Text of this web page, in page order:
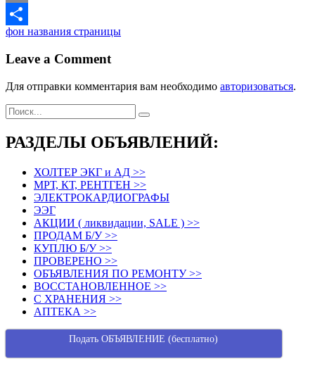
Copy
Link
Отправить
Навигация
по
фон названия страницы
Leave a Comment
Для отправки комментария вам необходимо авторизоваться.
РАЗДЕЛЫ ОБЪЯВЛЕНИЙ:
ХОЛТЕР ЭКГ и АД >>
МРТ, КТ, РЕНТГЕН >>
ЭЛЕКТРОКАРДИОГРАФЫ
ЭЭГ
АКЦИИ ( ликвидации, SALE ) >>
ПРОДАМ Б/У >>
КУПЛЮ Б/У >>
ПРОВЕРЕНО >>
ОБЪЯВЛЕНИЯ ПО РЕМОНТУ >>
ВОССТАНОВЛЕННОЕ >>
С ХРАНЕНИЯ >>
АПТЕКА >>
Подать ОБЪЯВЛЕНИЕ (бесплатно)